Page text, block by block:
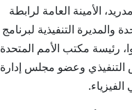
الأمينة العامة لرابطة
والمديرة التنفيذية لبرنامج
رئيسة مكتب الأمم المتحدة
التنفيذي وعضو مجلس إدارة